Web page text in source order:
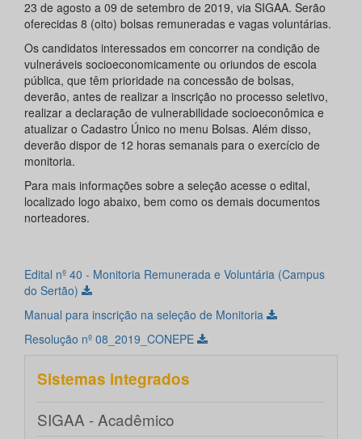
23 de agosto a 09 de setembro de 2019, via SIGAA. Serão
oferecidas 8 (oito) bolsas remuneradas e vagas voluntárias.
Os candidatos interessados em concorrer na condição de
vulneráveis socioeconomicamente ou oriundos de escola
pública, que têm prioridade na concessão de bolsas,
deverão, antes de realizar a inscrição no processo seletivo,
realizar a declaração de vulnerabilidade socioeconômica e
atualizar o Cadastro Único no menu Bolsas. Além disso,
deverão dispor de 12 horas semanais para o exercício de
monitoria.
Para mais informações sobre a seleção acesse o edital,
localizado logo abaixo, bem como os demais documentos
norteadores.
Edital nº 40 - Monitoria Remunerada e Voluntária (Campus
do Sertão)
Manual para inscrição na seleção de Monitoria
Resolução nº 08_2019_CONEPE
Sistemas integrados
SIGAA - Acadêmico